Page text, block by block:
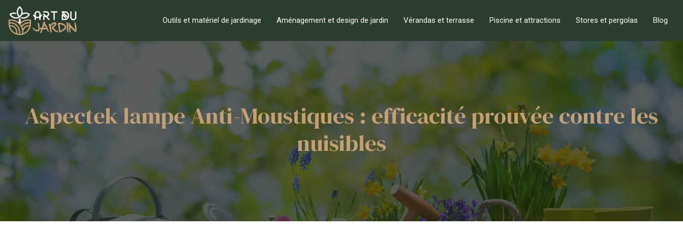
Outils et matériel de jardinage Aménagement et design de jardin Vérandas et terrasse Piscine et attractions Stores et pergolas Blog
Aspectek lampe Anti-Moustiques : efficacité prouvée contre les
nuisibles